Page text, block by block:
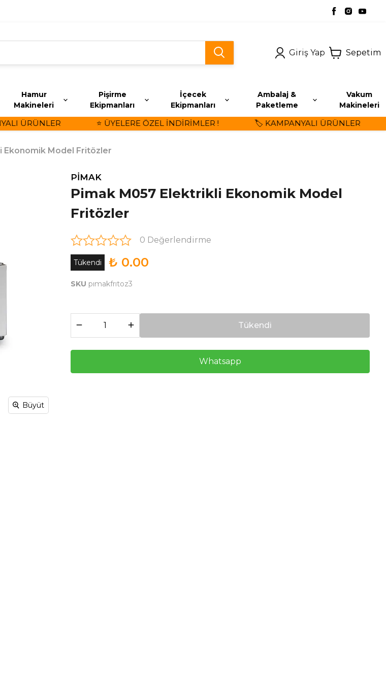
Giriş Yap Sepetim
Hamur
Makineleri
Pişirme
Ekipmanları
İçecek
Ekipmanları
Ambalaj &
Paketleme
Vakum
Makineleri
ÜRÜNLER ⭐ ÜYELERE ÖZEL İNDİRİMLER ! 🏷️ KAMPANYALI ÜRÜNLER
Ekonomik Model Fritözler
Büyüt
PİMAK
Pimak M057 Elektrikli Ekonomik Model
Fritözler
0 Değerlendirme
Tükendi ₺ 0.00
SKU pımakfrıtoz3
Tükendi
Whatsapp